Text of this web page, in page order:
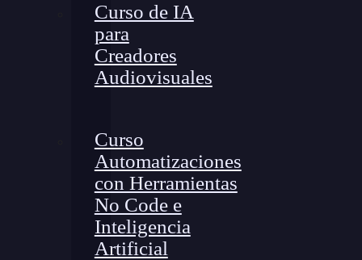
Curso de IA
para
Creadores
Audiovisuales
Curso
Automatizaciones
con Herramientas
No Code e
Inteligencia
Artificial